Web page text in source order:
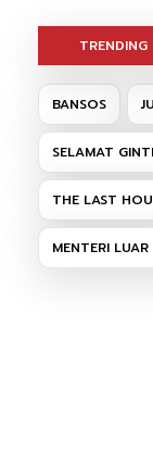
TRENDING
BANSOS
SELAMAT
THE LAST
MENTERI LUAR